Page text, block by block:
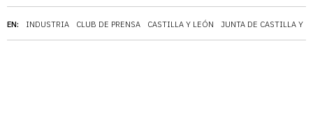
EN: INDUSTRIA CLUB DE PRENSA CASTILLA Y LEÓN JUNTA DE CASTILLA Y